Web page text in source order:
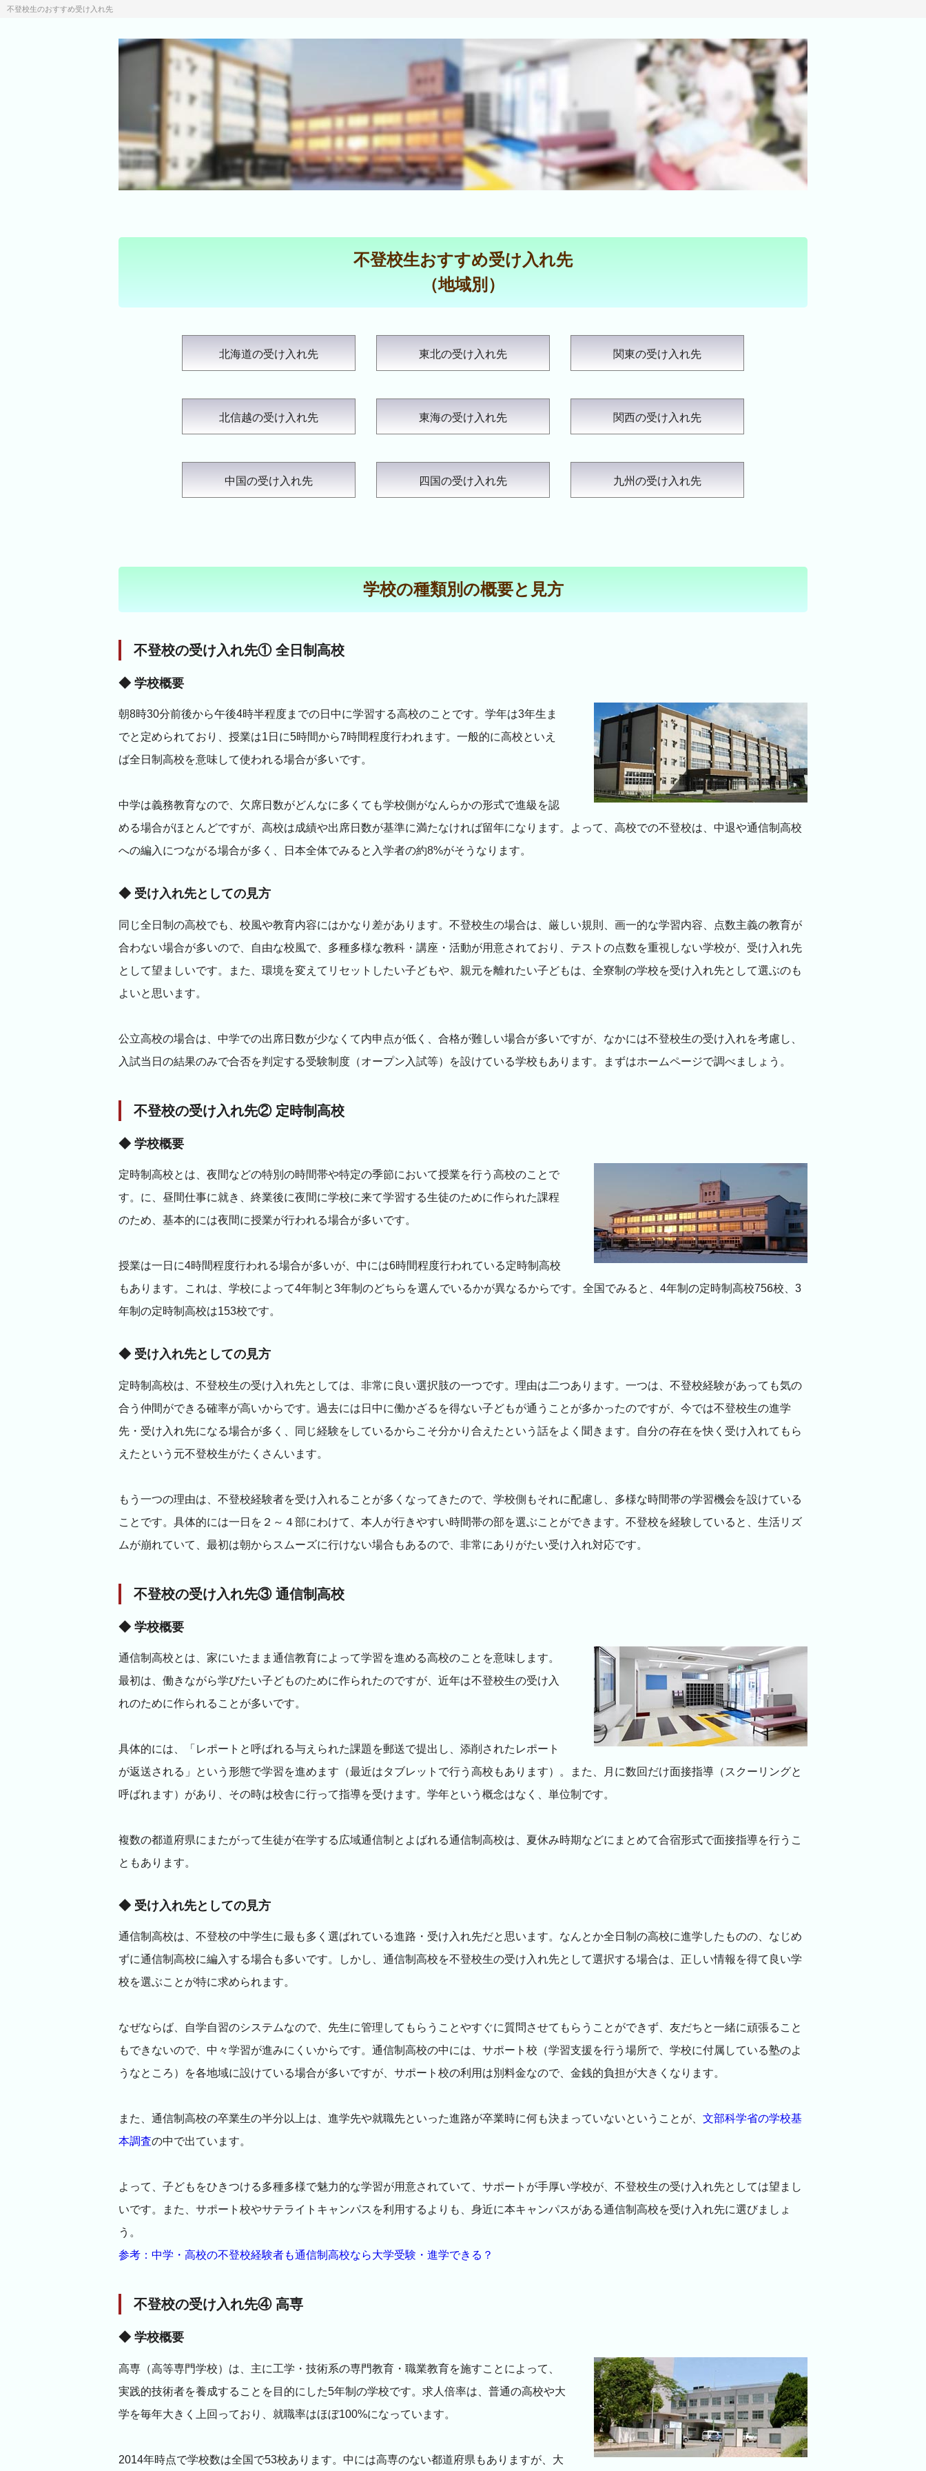
不登校生のおすすめ受け入れ先
不登校生おすすめ受け入れ先
（地域別）
北海道の受け入れ先 東北の受け入れ先 関東の受け入れ先
北信越の受け入れ先 東海の受け入れ先 関西の受け入れ先
中国の受け入れ先 四国の受け入れ先 九州の受け入れ先
学校の種類別の概要と見方
不登校の受け入れ先① 全日制高校
◆ 学校概要
朝8時30分前後から午後4時半程度までの日中に学習する高校のことです。学年は3年生ま
でと定められており、授業は1日に5時間から7時間程度行われます。一般的に高校といえ
ば全日制高校を意味して使われる場合が多いです。
中学は義務教育なので、欠席日数がどんなに多くても学校側がなんらかの形式で進級を認
める場合がほとんどですが、高校は成績や出席日数が基準に満たなければ留年になります。よって、高校での不登校は、中退や通信制高校
への編入につながる場合が多く、日本全体でみると入学者の約8%がそうなります。
◆ 受け入れ先としての見方
同じ全日制の高校でも、校風や教育内容にはかなり差があります。不登校生の場合は、厳しい規則、画一的な学習内容、点数主義の教育が
合わない場合が多いので、自由な校風で、多種多様な教科・講座・活動が用意されており、テストの点数を重視しない学校が、受け入れ先
として望ましいです。また、環境を変えてリセットしたい子どもや、親元を離れたい子どもは、全寮制の学校を受け入れ先として選ぶのも
よいと思います。
公立高校の場合は、中学での出席日数が少なくて内申点が低く、合格が難しい場合が多いですが、なかには不登校生の受け入れを考慮し、
入試当日の結果のみで合否を判定する受験制度（オープン入試等）を設けている学校もあります。まずはホームページで調べましょう。
不登校の受け入れ先② 定時制高校
◆ 学校概要
定時制高校とは、夜間などの特別の時間帯や特定の季節において授業を行う高校のことで
す。に、昼間仕事に就き、終業後に夜間に学校に来て学習する生徒のために作られた課程
のため、基本的には夜間に授業が行われる場合が多いです。
授業は一日に4時間程度行われる場合が多いが、中には6時間程度行われている定時制高校
もあります。これは、学校によって4年制と3年制のどちらを選んでいるかが異なるからです。全国でみると、4年制の定時制高校756校、3
年制の定時制高校は153校です。
◆ 受け入れ先としての見方
定時制高校は、不登校生の受け入れ先としては、非常に良い選択肢の一つです。理由は二つあります。一つは、不登校経験があっても気の
合う仲間ができる確率が高いからです。過去には日中に働かざるを得ない子どもが通うことが多かったのですが、今では不登校生の進学
先・受け入れ先になる場合が多く、同じ経験をしているからこそ分かり合えたという話をよく聞きます。自分の存在を快く受け入れてもら
えたという元不登校生がたくさんいます。
もう一つの理由は、不登校経験者を受け入れることが多くなってきたので、学校側もそれに配慮し、多様な時間帯の学習機会を設けている
ことです。具体的には一日を２～４部にわけて、本人が行きやすい時間帯の部を選ぶことができます。不登校を経験していると、生活リズ
ムが崩れていて、最初は朝からスムーズに行けない場合もあるので、非常にありがたい受け入れ対応です。
不登校の受け入れ先③ 通信制高校
◆ 学校概要
通信制高校とは、家にいたまま通信教育によって学習を進める高校のことを意味します。
最初は、働きながら学びたい子どものために作られたのですが、近年は不登校生の受け入
れのために作られることが多いです。
具体的には、「レポートと呼ばれる与えられた課題を郵送で提出し、添削されたレポート
が返送される」という形態で学習を進めます（最近はタブレットで行う高校もあります）。また、月に数回だけ面接指導（スクーリングと
呼ばれます）があり、その時は校舎に行って指導を受けます。学年という概念はなく、単位制です。
複数の都道府県にまたがって生徒が在学する広域通信制とよばれる通信制高校は、夏休み時期などにまとめて合宿形式で面接指導を行うこ
ともあります。
◆ 受け入れ先としての見方
通信制高校は、不登校の中学生に最も多く選ばれている進路・受け入れ先だと思います。なんとか全日制の高校に進学したものの、なじめ
ずに通信制高校に編入する場合も多いです。しかし、通信制高校を不登校生の受け入れ先として選択する場合は、正しい情報を得て良い学
校を選ぶことが特に求められます。
なぜならば、自学自習のシステムなので、先生に管理してもらうことやすぐに質問させてもらうことができず、友だちと一緒に頑張ること
もできないので、中々学習が進みにくいからです。通信制高校の中には、サポート校（学習支援を行う場所で、学校に付属している塾のよ
うなところ）を各地域に設けている場合が多いですが、サポート校の利用は別料金なので、金銭的負担が大きくなります。
また、通信制高校の卒業生の半分以上は、進学先や就職先といった進路が卒業時に何も決まっていないということが、 文部科学省の学校基
本調査の中で出ています。
よって、子どもをひきつける多種多様で魅力的な学習が用意されていて、サポートが手厚い学校が、不登校生の受け入れ先としては望まし
いです。また、サポート校やサテライトキャンパスを利用するよりも、身近に本キャンパスがある通信制高校を受け入れ先に選びましょ
う。
参考：中学・高校の不登校経験者も通信制高校なら大学受験・進学できる？
不登校の受け入れ先④ 高専
◆ 学校概要
高専（高等専門学校）は、主に工学・技術系の専門教育・職業教育を施すことによって、
実践的技術者を養成することを目的にした5年制の学校です。求人倍率は、普通の高校や大
学を毎年大きく上回っており、就職率はほぼ100%になっています。
2014年時点で学校数は全国で53校あります。中には高専のない都道府県もありますが、大